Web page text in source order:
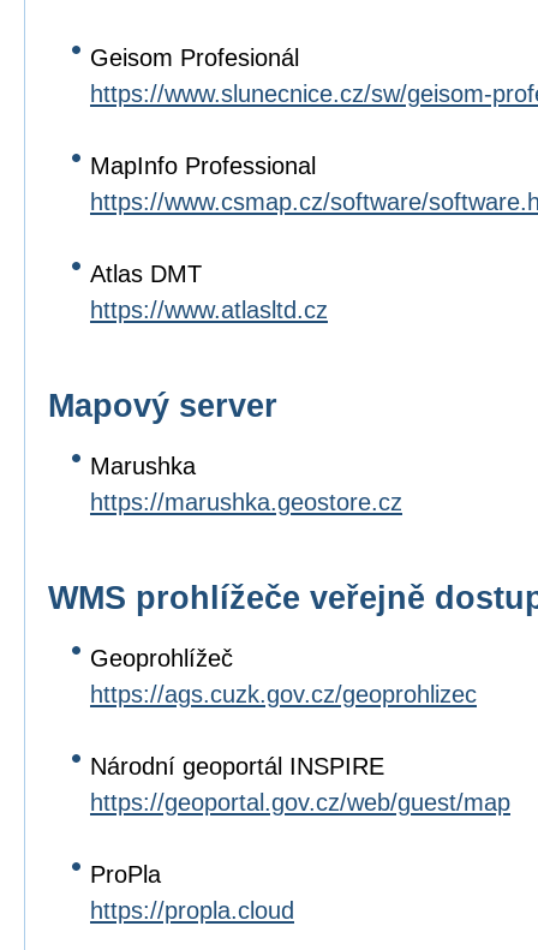
Geisom Profesionál
https://www.slunecnice.cz/sw/geisom-
MapInfo Professional
https://www.csmap.cz/software/
Atlas DMT
https://www.atlasltd.cz
Mapový server
Marushka
https://marushka.geostore.cz
WMS prohlížeče veřejně
Geoprohlížeč
https://ags.cuzk.gov.cz/geoprohlizec
Národní geoportál INSPIRE
https://geoportal.gov.cz/web/guest/map
ProPla
https://propla.cloud